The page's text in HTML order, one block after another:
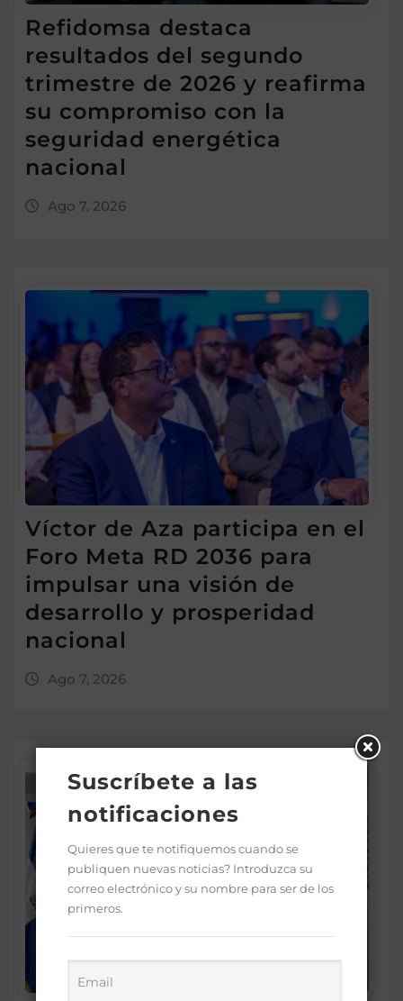
Refidomsa destaca
resultados del segundo
trimestre de 2026 y reafirma
su compromiso con la
seguridad energética
nacional
Ago 7, 2026
Víctor de Aza participa en el
Foro Meta RD 2036 para
impulsar una visión de
desarrollo y prosperidad
nacional
Ago 7, 2026
Suscríbete a las
notificaciones
Quieres que te notifiquemos cuando se
publiquen nuevas noticias? Introduzca su
correo electrónico y su nombre para ser de los
primeros.